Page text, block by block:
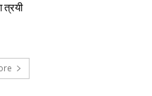
त्रयी